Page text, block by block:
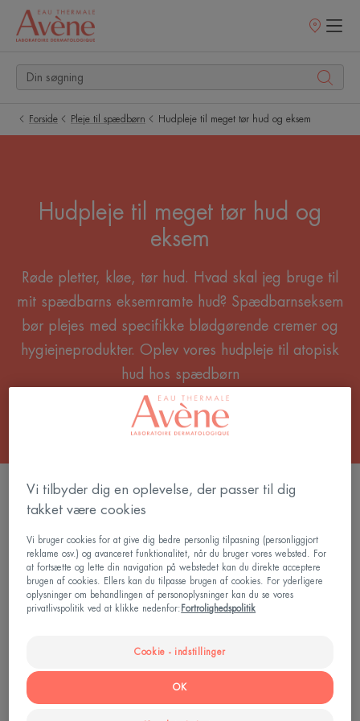
Salgssteder
Forside Pleje til spædbørn Hudpleje til meget tør hud og eksem
Hudpleje til meget tør hud og
eksem
Røde pletter, kløe, tør hud. Hvad skal jeg bruge til
mit spædbarns eksemramte hud? Spædbarnseksem
bør plejes med specifikke blødgørende cremer og
hygiejneprodukter. Oplev vores hudpleje til atopisk
hud hos spædbørn
3 resultater "Hudpleje til meget tør hud og
eksem"
XeraCalm
AD
Soothing
Concentrate
til
Vi tilbyder dig en oplevelse, der passer til dig
takket være cookies
Vi bruger cookies for at give dig bedre personlig tilpasning (personliggjort
reklame osv.) og avanceret funktionalitet, når du bruger vores websted. For
at fortsætte og lette din navigation på webstedet kan du direkte acceptere
brugen af cookies. Ellers kan du tilpasse brugen af cookies. For yderligere
oplysninger om behandlingen af personoplysninger kan du se vores
privatlivspolitik ved at klikke nedenfor: Fortrolighedspolitik
Cookie - indstillinger
OK